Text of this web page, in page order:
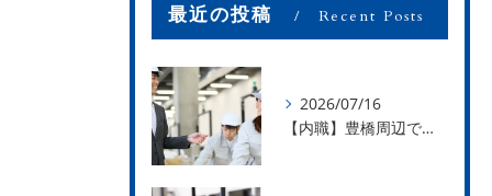
最近の投稿 Recent Posts
2026/07/16
【内職】豊橋周辺で内職のお仕事を探している方募集中！【お仕事の内容】